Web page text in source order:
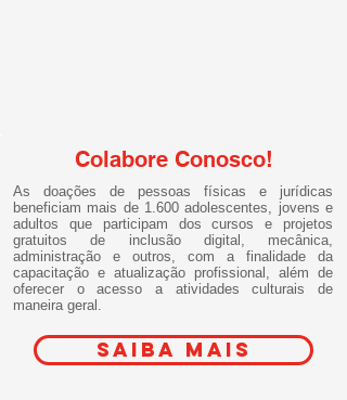
Colabore Conosco!
As doações de pessoas físicas e jurídicas
beneficiam mais de 1.600 adolescentes, jovens e
adultos que participam dos cursos e projetos
gratuitos de inclusão digital, mecânica,
administração e outros, com a finalidade da
capacitação e atualização profissional, além de
oferecer o acesso a atividades culturais de
maneira geral.
Saiba Mais